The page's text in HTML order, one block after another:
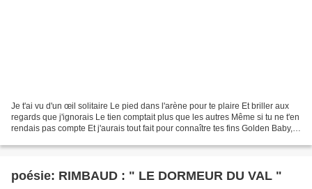
Je t'ai vu d'un œil solitaire Le pied dans l'arène pour te plaire Et briller aux
regards que j'ignorais Le tien comptait plus que les autres Même si tu ne t'en
rendais pas compte Et j'aurais tout fait pour connaître tes fins Golden Baby,
poésie: RIMBAUD : " LE DORMEUR DU VAL "